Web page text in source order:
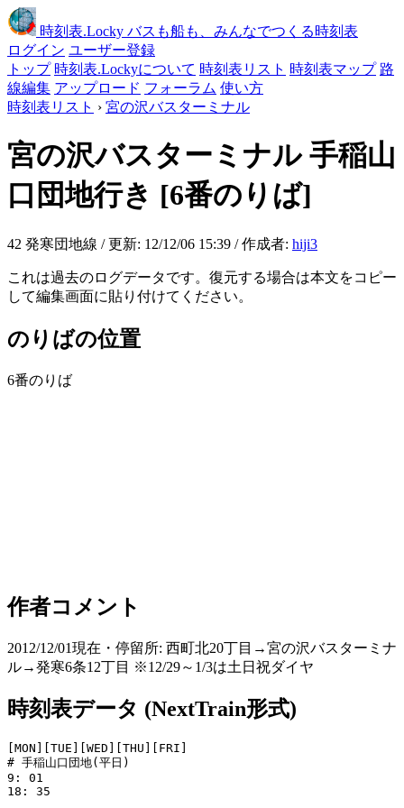
時刻表.Locky バスも船も、みんなでつくる時刻表
ログイン ユーザー登録
トップ 時刻表.Lockyについて 時刻表リスト 時刻表マップ 路
線編集 アップロード フォーラム 使い方
時刻表リスト › 宮の沢バスターミナル
宮の沢バスターミナル手稲山
口団地行き [6番のりば]
42 発寒団地線 / 更新: 12/12/06 15:39 / 作成者: hiji3
これは過去のログデータです。復元する場合は本文をコピー
して編集画面に貼り付けてください。
のりばの位置
6番のりば
作者コメント
2012/12/01現在・停留所: 西町北20丁目→宮の沢バスターミナ
ル→発寒6条12丁目 ※12/29～1/3は土日祝ダイヤ
時刻表データ (NextTrain形式)
[MON][TUE][WED][THU][FRI]
# 手稲山口団地(平日)
9: 01
18: 35